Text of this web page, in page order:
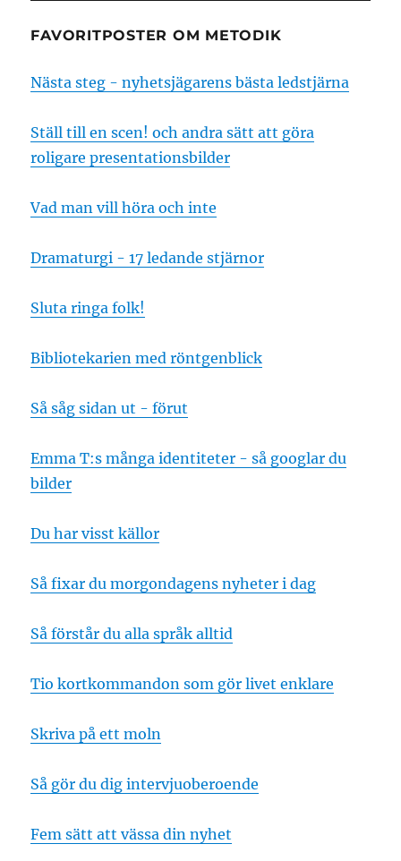
FAVORITPOSTER OM METODIK
Nästa steg - nyhetsjägarens bästa ledstjärna
Ställ till en scen! och andra sätt att göra
roligare presentationsbilder
Vad man vill höra och inte
Dramaturgi - 17 ledande stjärnor
Sluta ringa folk!
Bibliotekarien med röntgenblick
Så såg sidan ut - förut
Emma T:s många identiteter - så googlar du
bilder
Du har visst källor
Så fixar du morgondagens nyheter i dag
Så förstår du alla språk alltid
Tio kortkommandon som gör livet enklare
Skriva på ett moln
Så gör du dig intervjuoberoende
Fem sätt att vässa din nyhet